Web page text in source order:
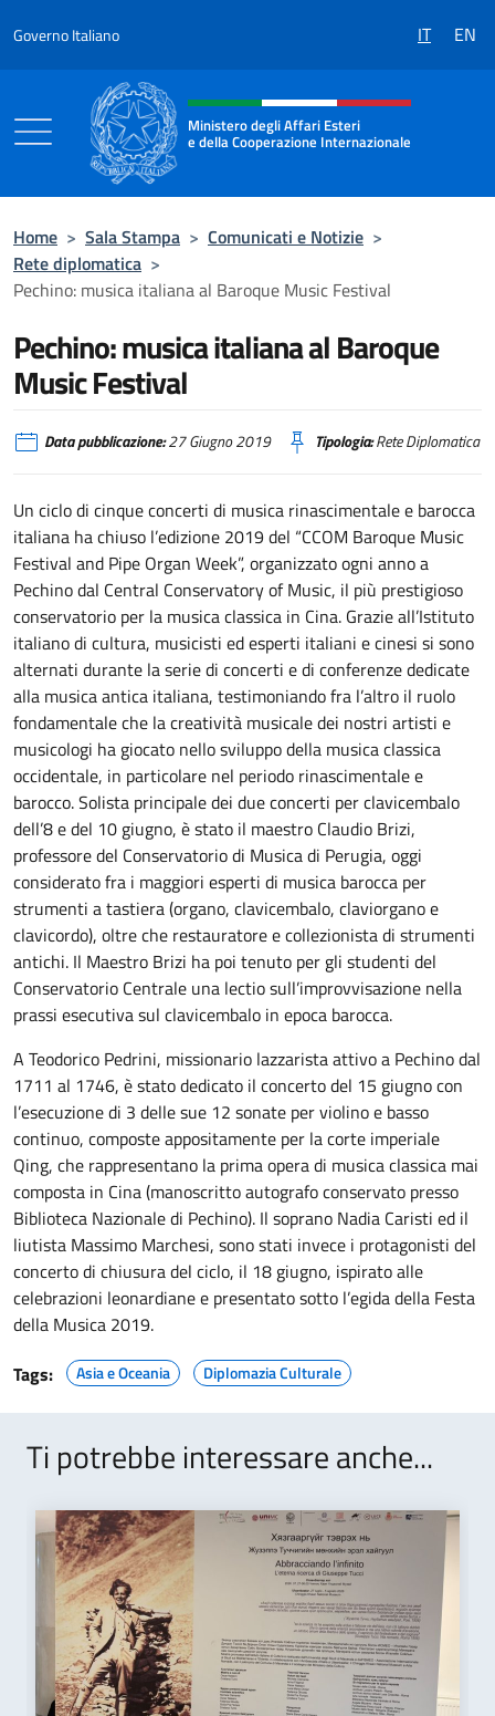
Governo Italiano IT EN
Intestazione sito, social e menù
Ministero degli Affari Esteri
e della Cooperazione Internazionale
Home > Sala Stampa > Comunicati e Notizie >
Rete diplomatica >
Pechino: musica italiana al Baroque Music Festival
Pechino: musica italiana al Baroque
Music Festival
Data pubblicazione:27 Giugno 2019 Tipologia:Rete Diplomatica
Un ciclo di cinque concerti di musica rinascimentale e barocca
italiana ha chiuso l’edizione 2019 del “CCOM Baroque Music
Festival and Pipe Organ Week”, organizzato ogni anno a
Pechino dal Central Conservatory of Music, il più prestigioso
conservatorio per la musica classica in Cina. Grazie all’Istituto
italiano di cultura, musicisti ed esperti italiani e cinesi si sono
alternati durante la serie di concerti e di conferenze dedicate
alla musica antica italiana, testimoniando fra l’altro il ruolo
fondamentale che la creatività musicale dei nostri artisti e
musicologi ha giocato nello sviluppo della musica classica
occidentale, in particolare nel periodo rinascimentale e
barocco. Solista principale dei due concerti per clavicembalo
dell’8 e del 10 giugno, è stato il maestro Claudio Brizi,
professore del Conservatorio di Musica di Perugia, oggi
considerato fra i maggiori esperti di musica barocca per
strumenti a tastiera (organo, clavicembalo, claviorgano e
clavicordo), oltre che restauratore e collezionista di strumenti
antichi. Il Maestro Brizi ha poi tenuto per gli studenti del
Conservatorio Centrale una lectio sull’improvvisazione nella
prassi esecutiva sul clavicembalo in epoca barocca.
A Teodorico Pedrini, missionario lazzarista attivo a Pechino dal
1711 al 1746, è stato dedicato il concerto del 15 giugno con
l’esecuzione di 3 delle sue 12 sonate per violino e basso
continuo, composte appositamente per la corte imperiale
Qing, che rappresentano la prima opera di musica classica mai
composta in Cina (manoscritto autografo conservato presso
Biblioteca Nazionale di Pechino). Il soprano Nadia Caristi ed il
liutista Massimo Marchesi, sono stati invece i protagonisti del
concerto di chiusura del ciclo, il 18 giugno, ispirato alle
celebrazioni leonardiane e presentato sotto l’egida della Festa
della Musica 2019.
Tags:
Asia e Oceania Diplomazia Culturale
Ti potrebbe interessare anche...